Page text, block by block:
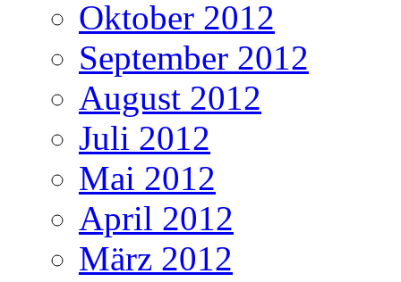
Oktober 2012
September 2012
August 2012
Juli 2012
Mai 2012
April 2012
März 2012